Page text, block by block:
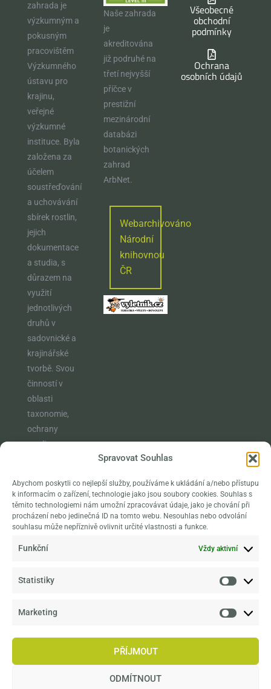
Spravovat Souhlas
Abychom poskytli co nejlepší služby, používáme k ukládání a/nebo přístupu
k informacím o zařízení, technologie jako jsou soubory cookies. Souhlas s
těmito technologiemi nám umožní zpracovávat údaje, jako je chování při
procházení nebo jedinečná ID na tomto webu. Nesouhlas nebo odvolání
souhlasu může nepříznivě ovlivnit určité vlastnosti a funkce.
Funkční Vždy aktivní
Statistiky
Marketing
PŘÍJMOUT
ODMÍTNOUT
zahrada je
výzkumným a
pokusným
pracovištěm
Výzkumného
ústavu pro
krajinu,
veřejné
výzkumné
instituce. Byla
založena za
účelem
soustřeďování
a uchovávání
sbírek rostlin,
jejich
dokumentace
a studia, s
důrazem na
využití
jednotlivých
druhů v
sadovnické a
krajinářské
tvorbě. Svou
činností v
oblasti
taxonomie,
ochrany
rostlin,
naplňuje
poslání
klasické
zahrady, které
ještě o
aktivity v širší
životního
Naše zahrada
je
akreditována
již podruhé na
třetí nejvyšší
příčce v
prestižní
mezinárodní
databázi
botanických
zahrad
ArbNet.
Webarchivováno
Národní
knihovnou
ČR
Všeobecné
obchodní
podmínky
Ochrana
osobních údajů